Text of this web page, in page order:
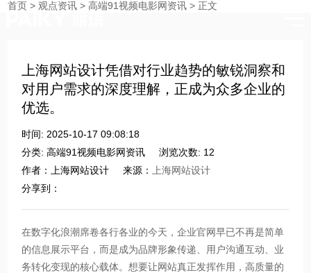
时刻与您分享91视频网站入口的点滴
首页 >观点资讯 >高端91视频电影网资讯 > 正文
上海网站设计凭借对行业趋势的敏锐洞察和
对用户需求的深度理解，正成为众多企业的
优选。​
时间: 2025-10-17 09:08:18
分类: 高端91视频电影网资讯
浏览次数: 12
作者：上海网站设计
来源：
上海网站设计
分享到：
在数字化浪潮席卷各行各业的今天，企业官网早已不再是简单
的信息展示平台，而是成为品牌形象传递、用户沟通互动、业
务转化变现的核心载体。想要让网站真正发挥作用，高质量的